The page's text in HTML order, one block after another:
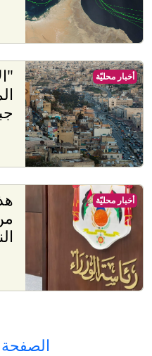
أخبار محليّة
أخبار محليّة
الصفحة